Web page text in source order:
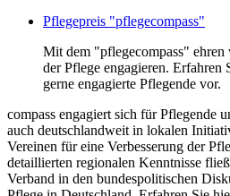
Pflegepreis "pflegecompass"
Mit dem "pflegecompass"
der Pflege engagieren. Erfahren
gerne engagierte Pflegende vor.
compass engagiert sich für Pflegende
auch deutschlandweit in lokalen
Vereinen für eine Verbesserung der
detaillierten regionalen Kenntnisse
Verband in den bundespolitischen